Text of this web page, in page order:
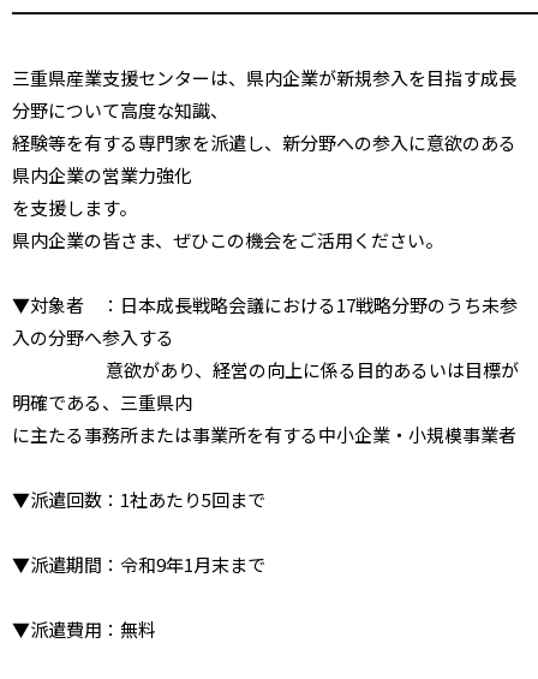
三重県産業支援センターは、県内企業が新規参入を目指す成長
分野について高度な知識、
経験等を有する専門家を派遣し、新分野への参入に意欲のある
県内企業の営業力強化
を支援します。
県内企業の皆さま、ぜひこの機会をご活用ください。
▼対象者 ：日本成長戦略会議における17戦略分野のうち未参
入の分野へ参入する
意欲があり、経営の向上に係る目的あるいは目標が
明確である、三重県内
に主たる事務所または事業所を有する中小企業・小規模事業者
▼派遣回数：1社あたり5回まで
▼派遣期間：令和9年1月末まで
▼派遣費用：無料